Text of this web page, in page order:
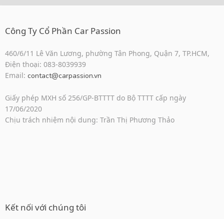
Công Ty Cổ Phần Car Passion
460/6/11 Lê Văn Lương, phường Tân Phong, Quận 7, TP.HCM,
Điện thoại: 083-8039939
Email: contact@carpassion.vn
Giấy phép MXH số 256/GP-BTTTT do Bộ TTTT cấp ngày
17/06/2020
Chịu trách nhiệm nội dung: Trần Thị Phương Thảo
Kết nối với chúng tôi